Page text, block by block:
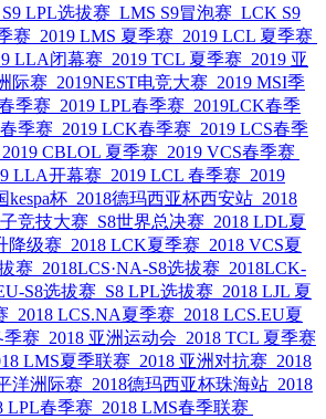
S9 LPL选拔赛 LMS S9冒泡赛 LCK S9
赛 2019 LMS 夏季赛 2019 LCL 夏季赛
LLA闭幕赛 2019 TCL 夏季赛 2019 亚
际赛 2019NEST电竞大赛 2019 MSI季
季赛 2019 LPL春季赛 2019LCK春季
季赛 2019 LCK春季赛 2019 LCS春季
2019 CBLOL 夏季赛 2019 VCS春季赛
LLA开幕赛 2019 LCL 春季赛 2019
kespa杯 2018德玛西亚杯西安站 2018
竞技大赛 S8世界总决赛 2018 LDL夏
降级赛 2018 LCK夏季赛 2018 VCS夏
赛 2018LCS·NA-S8选拔赛 2018LCK-
S8选拔赛 S8 LPL选拔赛 2018 LJL 夏
2018 LCS.NA夏季赛 2018 LCS.EU夏
季赛 2018 亚洲运动会 2018 TCL 夏季赛
LMS夏季联赛 2018 亚洲对抗赛 2018
洋洲际赛 2018德玛西亚杯珠海站 2018
LPL春季赛 2018 LMS春季联赛